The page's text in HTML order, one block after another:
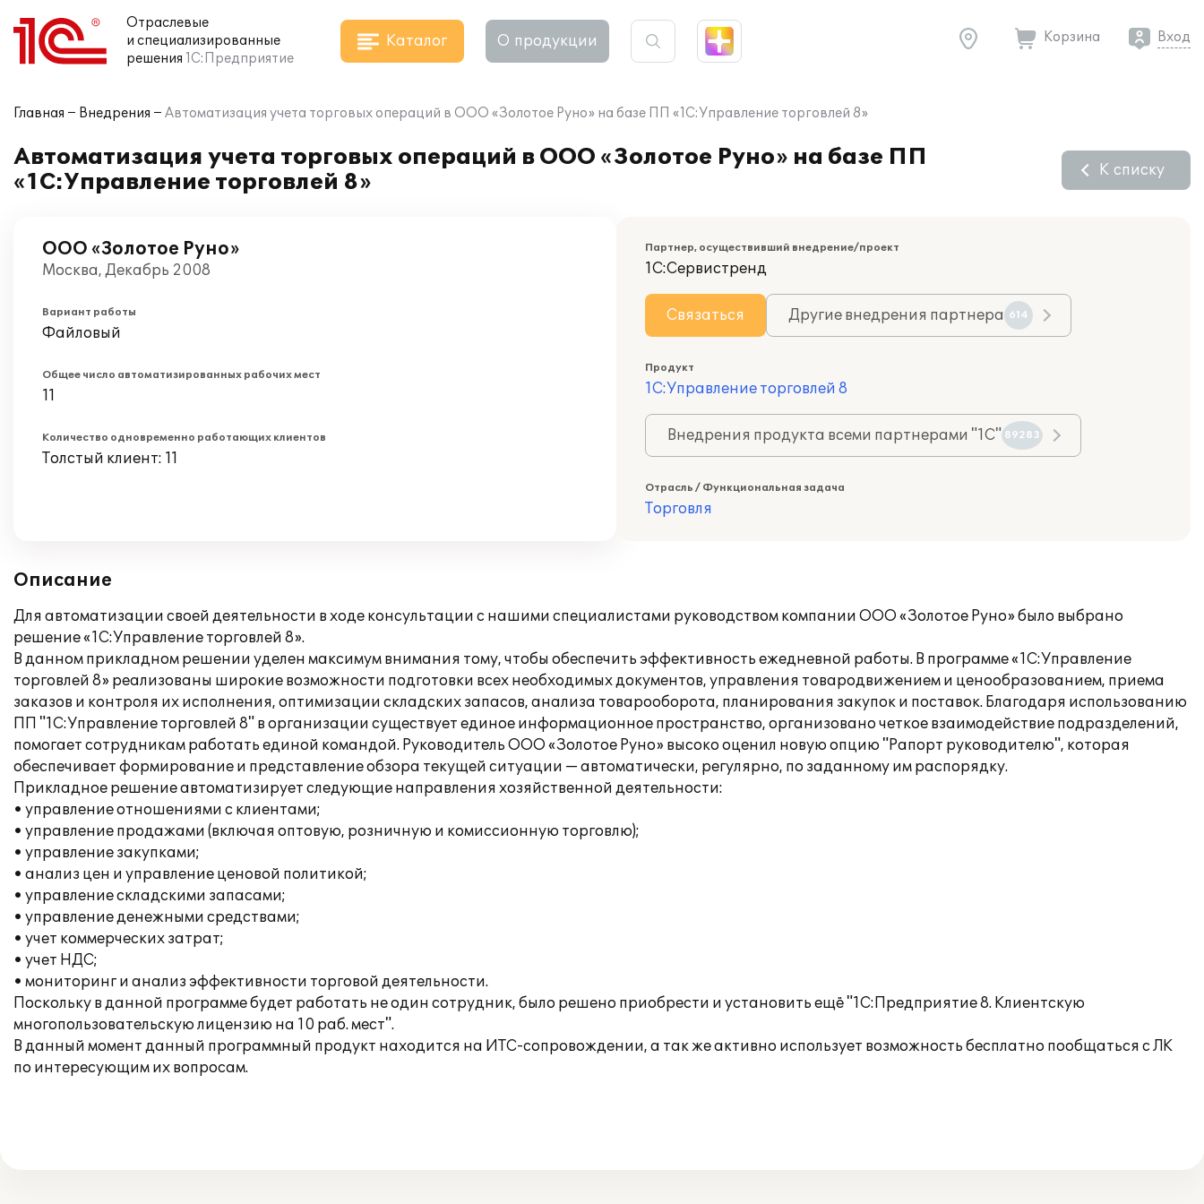
Отраслевые
и специализированные
решения 1С:Предприятие
Каталог О продукции Корзина Вход
Главная Внедрения Автоматизация учета торговых операций в ООО «Золотое Руно» на базе ПП «1С:Управление торговлей 8»
Автоматизация учета торговых операций в ООО «Золотое Руно» на базе ПП
«1С:Управление торговлей 8»
К списку
ООО «Золотое Руно»
Москва, Декабрь 2008
Вариант работы
Файловый
Общее число автоматизированных рабочих мест
11
Количество одновременно работающих клиентов
Толстый клиент: 11
Партнер, осуществивший внедрение/проект
1С:Сервистренд
Связаться Другие внедрения партнера 614
Продукт
1С:Управление торговлей 8
Внедрения продукта всеми партнерами "1С" 89283
Отрасль / Функциональная задача
Торговля
Описание
Для автоматизации своей деятельности в ходе консультации с нашими специалистами руководством компании ООО «Золотое Руно» было выбрано
решение «1С:Управление торговлей 8».
В данном прикладном решении уделен максимум внимания тому, чтобы обеспечить эффективность ежедневной работы. В программе «1С:Управление
торговлей 8» реализованы широкие возможности подготовки всех необходимых документов, управления товародвижением и ценообразованием, приема
заказов и контроля их исполнения, оптимизации складских запасов, анализа товарооборота, планирования закупок и поставок. Благодаря использованию
ПП "1С:Управление торговлей 8" в организации существует единое информационное пространство, организовано четкое взаимодействие подразделений,
помогает сотрудникам работать единой командой. Руководитель ООО «Золотое Руно» высоко оценил новую опцию "Рапорт руководителю", которая
обеспечивает формирование и представление обзора текущей ситуации — автоматически, регулярно, по заданному им распорядку.
Прикладное решение автоматизирует следующие направления хозяйственной деятельности:
• управление отношениями с клиентами;
• управление продажами (включая оптовую, розничную и комиссионную торговлю);
• управление закупками;
• анализ цен и управление ценовой политикой;
• управление складскими запасами;
• управление денежными средствами;
• учет коммерческих затрат;
• учет НДС;
• мониторинг и анализ эффективности торговой деятельности.
Поскольку в данной программе будет работать не один сотрудник, было решено приобрести и установить ещё "1С:Предприятие 8. Клиентскую
многопользовательскую лицензию на 10 раб. мест".
В данный момент данный программный продукт находится на ИТС-сопровождении, а так же активно использует возможность бесплатно пообщаться с ЛК
по интересующим их вопросам.